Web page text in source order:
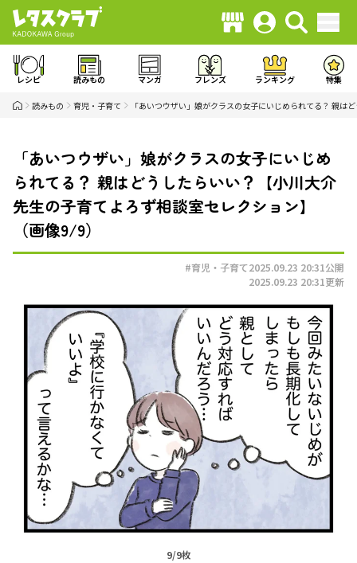
レシピ 読みもの マンガ フレンズ ランキング 特集
読みもの 育児・子育て 「あいつウザい」娘がクラスの女子にいじめられてる？ 親
「あいつウザい」娘がクラスの女子にいじめ
られてる？ 親はどうしたらいい？【小川大介
先生の子育てよろず相談室セレクション】
（画像9/9）
#育児・子育て2025.09.23 20:31公開
2025.09.23 20:31更新
9/9枚